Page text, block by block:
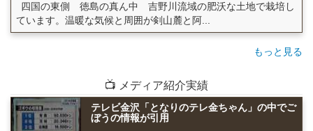
四国の東側 徳島の真ん中 吉野川流域の肥沃な土地で栽培し
ています。温暖な気候と周囲が剣山麓と阿...
もっと見る
📺 メディア紹介実績
テレビ金沢「となりのテレ金ちゃん」の中でご
ぼうの情報が引用